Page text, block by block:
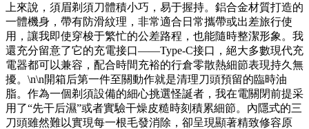
上來說，須眉剃須刀體積小巧，易于握持。鋁合金材質打造的
一體機身，帶有防滑紋理，非常適合日常攜帶或出差旅行使
用，讓我即使穿梭于繁忙的公差路程，也能隨時整潔形象。我
還充分留意了它的充電接口——Type-C接口，絕大多數現代充
電器都可以兼容，配合時間充裕的行倉零散熱細節表現持久無
擾。\n\n開箱后第一件至關動作就是清理刀頭預留的臨時油
脂。作為一個剃須設備的細心挑選怪誕者，我在電關閉前提采
用了“先干后濕”或者實驗干燥皮糙時刻積累細節。內隱式的三
刀頭雖然難以實現每一根毛發消除，卻呈現顯著精致修容原